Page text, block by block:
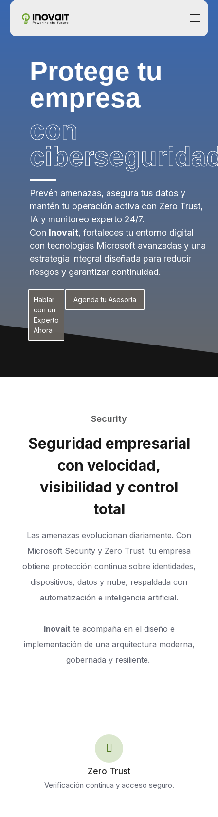
Protege tu
empresa
con
Prevén amenazas, asegura tus datos y
mantén tu operación activa con Zero Trust,
IA y monitoreo experto 24/7.
Con Inovait, fortaleces tu entorno digital
con tecnologías Microsoft avanzadas y una
estrategia integral diseñada para reducir
riesgos y garantizar continuidad.
Hablar
con un
Experto
Ahora
Agenda tu Asesoría
Security
Seguridad empresarial
con velocidad,
visibilidad y control
total
Las amenazas evolucionan diariamente. Con
Microsoft Security y Zero Trust, tu empresa
obtiene protección continua sobre identidades,
dispositivos, datos y nube, respaldada con
automatización e inteligencia artificial.
Inovait te acompaña en el diseño e
implementación de una arquitectura moderna,
gobernada y resiliente.
Zero Trust
Verificación continua y acceso seguro.